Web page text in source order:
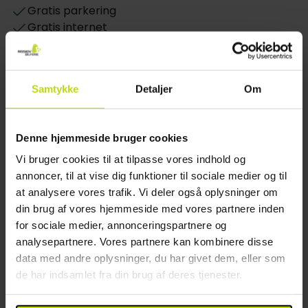
Samtykke Detaljer Om
Denne hjemmeside bruger cookies
Vi bruger cookies til at tilpasse vores indhold og
annoncer, til at vise dig funktioner til sociale medier og til
at analysere vores trafik. Vi deler også oplysninger om
din brug af vores hjemmeside med vores partnere inden
for sociale medier, annonceringspartnere og
analysepartnere. Vores partnere kan kombinere disse
data med andre oplysninger, du har givet dem, eller som
de har indsamlet fra din brug af deres tjenester.
morgenmad i hotellets behagelige rammer. Den
flotte og indbydende restaurant ’Bellevue’ har en
skøn udsigt over vandet, og tilbyder spændende og
veltillavede måltider af høj kvalitet samt et stort
dagen rundes af med manér, er hotellets
nyindrettede bar det helt perfekte sted at slappe af
Baren serverer også kaffe i løbet af dagen.
Der tilbydes gratis parkering og under opholdet har I
gratis adgang til trådløst internet.
Værelser
Hotel Sønderborg Strand har 95 flotte og moderne
indrettede værelser, hvoraf mange tilbyder en
pragtfuld udsigt over vandet. Der kan vælges
mellem enkeltværelser og dobbeltværelser og alle
Gratis parkering
Gratis internet
Wifi
Elevator
Opladning af elbil
Byggeår: 1986
Restaurant
Restaurant
Bar
Værelse
Daglig rengøring
Værelser i stueetage
Føntørrer